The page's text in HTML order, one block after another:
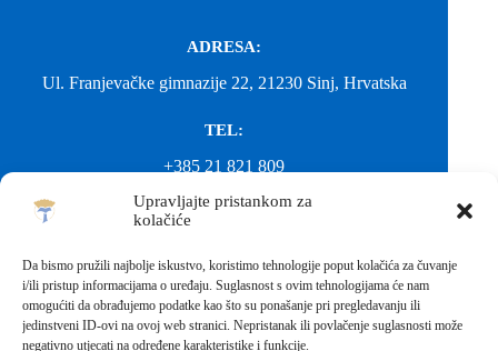
Upravljajte pristankom za
kolačiće
Da bismo pružili najbolje iskustvo, koristimo tehnologije poput kolačića za čuvanje
i/ili pristup informacijama o uređaju. Suglasnost s ovim tehnologijama će nam
omogućiti da obrađujemo podatke kao što su ponašanje pri pregledavanju ili
jedinstveni ID-ovi na ovoj web stranici. Nepristanak ili povlačenje suglasnosti može
negativno utjecati na određene karakteristike i funkcije.
ADRESA:
Ul. Franjevačke gimnazije 22, 21230 Sinj, Hrvatska
TEL:
+385 21 821 809
EMAIL:
EMAIL:
fkgsinj@gmail.com